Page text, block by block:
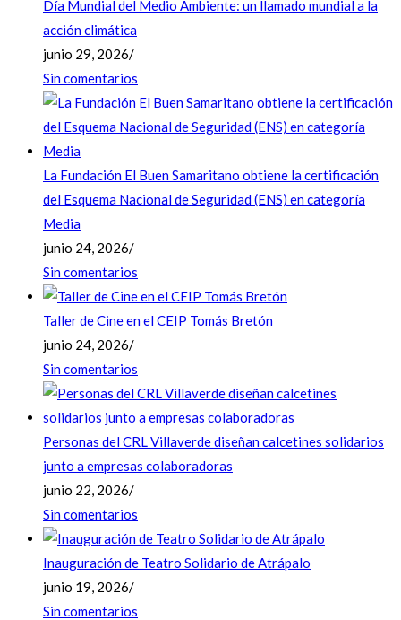
Día Mundial del Medio Ambiente: un llamado mundial a la
acción climática
junio 29, 2026/
Sin comentarios
La Fundación El Buen Samaritano obtiene la certificación
del Esquema Nacional de Seguridad (ENS) en categoría
Media
junio 24, 2026/
Sin comentarios
Taller de Cine en el CEIP Tomás Bretón
junio 24, 2026/
Sin comentarios
Personas del CRL Villaverde diseñan calcetines solidarios
junto a empresas colaboradoras
junio 22, 2026/
Sin comentarios
Inauguración de Teatro Solidario de Atrápalo
junio 19, 2026/
Sin comentarios